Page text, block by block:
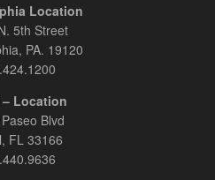
Location
5th Street
PA. 19120
– Location
Blvd
FL 33166